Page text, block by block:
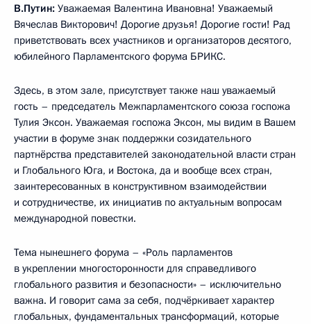
В.Путин: Уважаемая Валентина Ивановна! Уважаемый
Вячеслав Викторович! Дорогие друзья! Дорогие гости! Рад
приветствовать всех участников и организаторов десятого,
юбилейного Парламентского форума БРИКС.
Здесь, в этом зале, присутствует также наш уважаемый
гость – председатель Межпарламентского союза госпожа
Тулия Эксон. Уважаемая госпожа Эксон, мы видим в Вашем
участии в форуме знак поддержки созидательного
партнёрства представителей законодательной власти стран
и Глобального Юга, и Востока, да и вообще всех стран,
заинтересованных в конструктивном взаимодействии
и сотрудничестве, их инициатив по актуальным вопросам
международной повестки.
Тема нынешнего форума – «Роль парламентов
в укреплении многосторонности для справедливого
глобального развития и безопасности» – исключительно
важна. И говорит сама за себя, подчёркивает характер
глобальных, фундаментальных трансформаций, которые